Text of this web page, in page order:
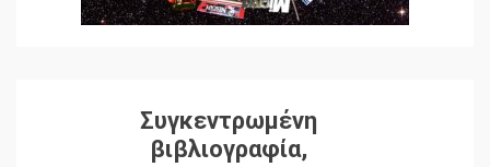
Συγκεντρωμένη
βιβλιογραφία,